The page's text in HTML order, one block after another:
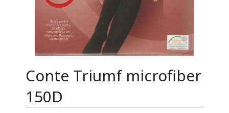
Conte Triumf microfiber
150D